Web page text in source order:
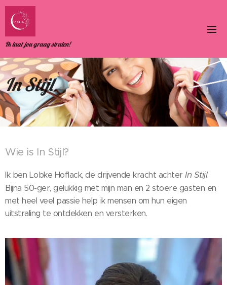
Ik laat jou graag stralen!
In Stijl
Wie is In Stijl?
Ik ben Lobke Hoflack, de drijvende kracht achterIn Stijl.
Bijna 50-ger, gelukkig met mijn man en 2 stoere gasten en
met heel veel passie help ik mensen om hun eigen
uitstraling te ontdekken en versterken.